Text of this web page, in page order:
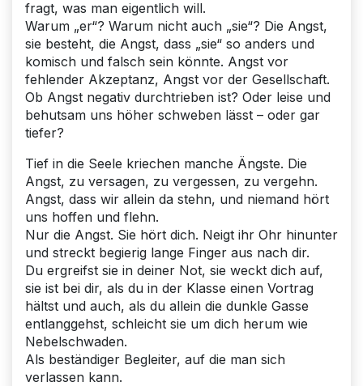
fragt, was man eigentlich will.
Warum „er“? Warum nicht auch „sie“? Die Angst,
sie besteht, die Angst, dass „sie“ so anders und
komisch und falsch sein könnte. Angst vor
fehlender Akzeptanz, Angst vor der Gesellschaft.
Ob Angst negativ durchtrieben ist? Oder leise und
behutsam uns höher schweben lässt – oder gar
tiefer?
Tief in die Seele kriechen manche Ängste. Die
Angst, zu versagen, zu vergessen, zu vergehn.
Angst, dass wir allein da stehn, und niemand hört
uns hoffen und flehn.
Nur die Angst. Sie hört dich. Neigt ihr Ohr hinunter
und streckt begierig lange Finger aus nach dir.
Du ergreifst sie in deiner Not, sie weckt dich auf,
sie ist bei dir, als du in der Klasse einen Vortrag
hältst und auch, als du allein die dunkle Gasse
entlanggehst, schleicht sie um dich herum wie
Nebelschwaden.
Als beständiger Begleiter, auf die man sich
verlassen kann.